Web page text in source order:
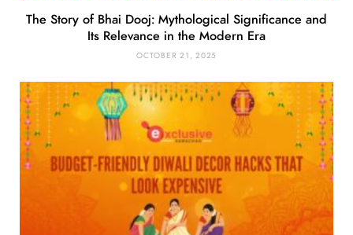
The Story of Bhai Dooj: Mythological Significance and
Its Relevance in the Modern Era
OCTOBER 21, 2025